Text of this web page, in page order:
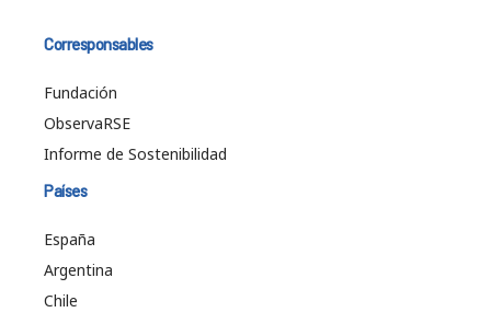
Corresponsables
Fundación
ObservaRSE
Informe de Sostenibilidad
Países
España
Argentina
Chile